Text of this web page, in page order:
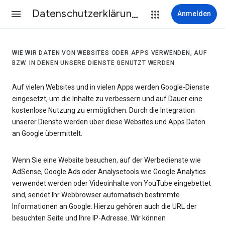
Datenschutzerklärung & Nutzungsbedingungen Anmelden
WIE WIR DATEN VON WEBSITES ODER APPS VERWENDEN, AUF
BZW. IN DENEN UNSERE DIENSTE GENUTZT WERDEN
Auf vielen Websites und in vielen Apps werden Google-Dienste
eingesetzt, um die Inhalte zu verbessern und auf Dauer eine
kostenlose Nutzung zu ermöglichen. Durch die Integration
unserer Dienste werden über diese Websites und Apps Daten
an Google übermittelt.
Wenn Sie eine Website besuchen, auf der Werbedienste wie
AdSense, Google Ads oder Analysetools wie Google Analytics
verwendet werden oder Videoinhalte von YouTube eingebettet
sind, sendet Ihr Webbrowser automatisch bestimmte
Informationen an Google. Hierzu gehören auch die URL der
besuchten Seite und Ihre IP-Adresse. Wir können